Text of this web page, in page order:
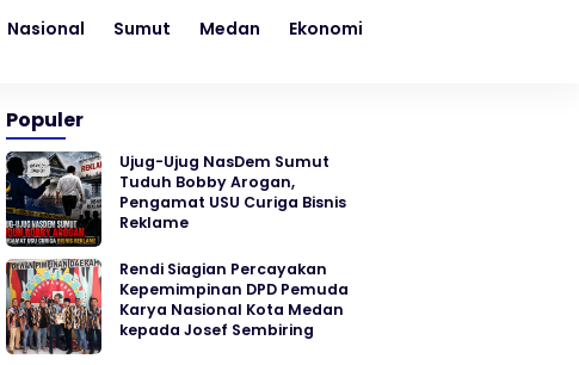
Nasional Sumut Medan Ekonomi
Populer
Ujug-Ujug NasDem Sumut
Tuduh Bobby Arogan,
Pengamat USU Curiga Bisnis
Reklame
Rendi Siagian Percayakan
Kepemimpinan DPD Pemuda
Karya Nasional Kota Medan
kepada Josef Sembiring